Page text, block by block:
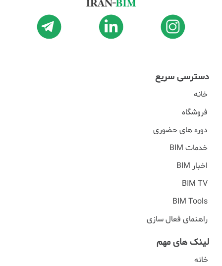
دسترسی سریع
خانه
فروشگاه
دوره های حضوری
خدمات BIM
اخبار BIM
BIM TV
BIM Tools
راهنمای فعال سازی
لینک های مهم
خانه